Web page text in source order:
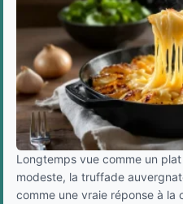
Longtemps vue comme un
modeste, la truffade
comme une vraie réponse à la